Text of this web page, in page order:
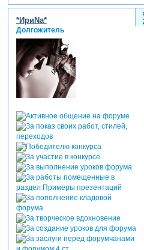
*ИриNа*
Долгожитель